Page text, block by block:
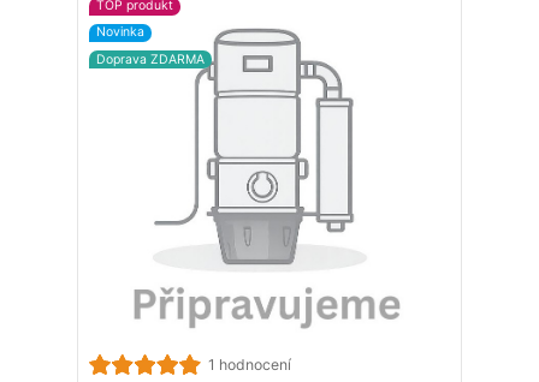
TOP produkt
Novinka
Doprava ZDARMA
1 hodnocení